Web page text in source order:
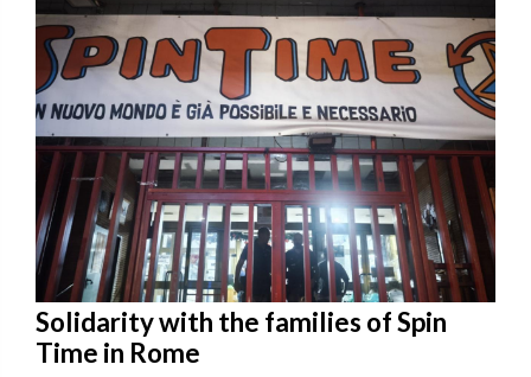
Solidarity with the families of Spin
Time in Rome